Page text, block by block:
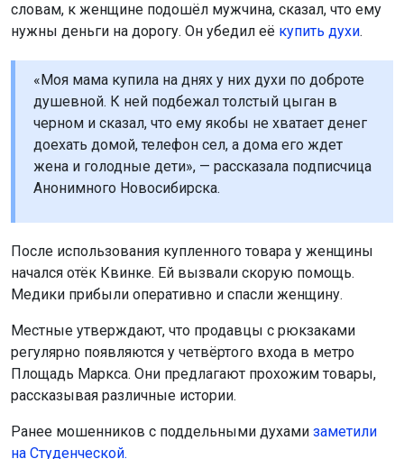
словам, к женщине подошёл мужчина, сказал, что ему
нужны деньги на дорогу. Он убедил её купить духи.
«Моя мама купила на днях у них духи по доброте
душевной. К ней подбежал толстый цыган в
черном и сказал, что ему якобы не хватает денег
доехать домой, телефон сел, а дома его ждет
жена и голодные дети», — рассказала подписчица
Анонимного Новосибирска.
После использования купленного товара у женщины
начался отёк Квинке. Ей вызвали скорую помощь.
Медики прибыли оперативно и спасли женщину.
Местные утверждают, что продавцы с рюкзаками
регулярно появляются у четвёртого входа в метро
Площадь Маркса. Они предлагают прохожим товары,
рассказывая различные истории.
Ранее мошенников с поддельными духами заметили
на Студенческой.